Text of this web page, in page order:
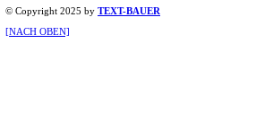
© Copyright 2025 by TEXT-BAUER
[NACH OBEN]